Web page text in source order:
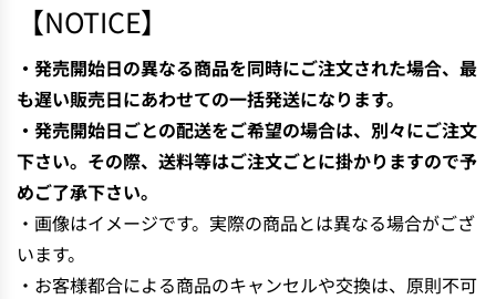
【NOTICE】
・発売開始日の異なる商品を同時にご注文された場合、最
も遅い販売日にあわせての一括発送になります。
・発売開始日ごとの配送をご希望の場合は、別々にご注文
下さい。その際、送料等はご注文ごとに掛かりますので予
めご了承下さい。
・画像はイメージです。実際の商品とは異なる場合がござ
います。
・お客様都合による商品のキャンセルや交換は、原則不可